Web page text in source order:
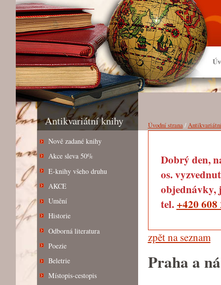
Antikvariátní knihy
Nově zadané knihy
Akce sleva 50%
E-knihy všeho druhu
AKCE
Umění
Historie
Odborná literatura
Poezie
Beletrie
Místopis-cestopis
Úvodní strana/
Dobrý den,
os.
objednávky,
tel. +420 608
zpět na seznam
Praha a